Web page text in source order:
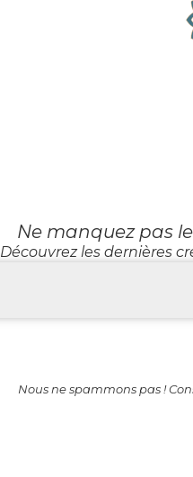
Ne manquez pas
Découvrez les dernières
Nous ne spammons pas !